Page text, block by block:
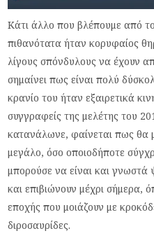
Κάτι άλλο που βλέπουμε από
πιθανότατα ήταν κορυφαίος
λίγους σπόνδυλους να έχουν
σημαίνει πως είναι πολύ
κρανίο του ήταν εξαιρετικά
συγγραφείς της μελέτης του
κατανάλωνε, φαίνεται πως θα
μεγάλο, όσο οποιοδήποτε
μπορούσε να είναι και
και επιβιώνουν μέχρι σήμερα,
εποχής που μοιάζουν με
διροσαυρίδες.